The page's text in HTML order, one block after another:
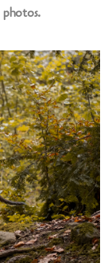
photos.